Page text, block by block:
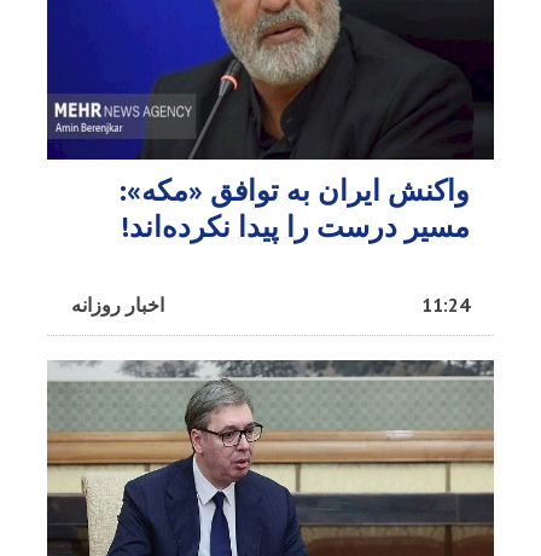
واکنش ایران به توافق «مکه»:
مسیر درست را پیدا نکرده‌اند!
اخبار روزانه 11:24